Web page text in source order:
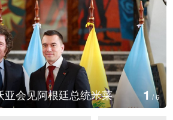
亚会见阿根廷总统米莱 1/6